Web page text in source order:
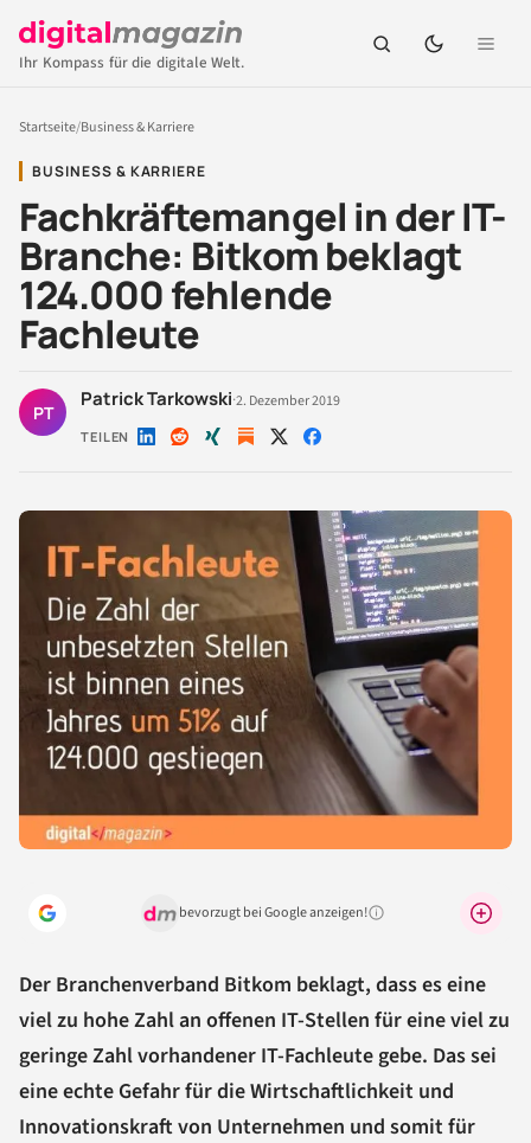
Ihr Kompass für die digitale Welt.
Startseite/Business & Karriere
BUSINESS & KARRIERE
Fachkräftemangel in der IT-
Branche: Bitkom beklagt
124.000 fehlende
Fachleute
PT
Patrick Tarkowski·2. Dezember 2019
TEILEN Auf Auf Auf Auf Auf
bevorzugt bei Google anzeigen!Warum lohnt sich das?
Der Branchenverband Bitkom beklagt, dass es eine
viel zu hohe Zahl an offenen IT-Stellen für eine viel zu
geringe Zahl vorhandener IT-Fachleute gebe. Das sei
eine echte Gefahr für die Wirtschaftlichkeit und
Innovationskraft von Unternehmen und somit für